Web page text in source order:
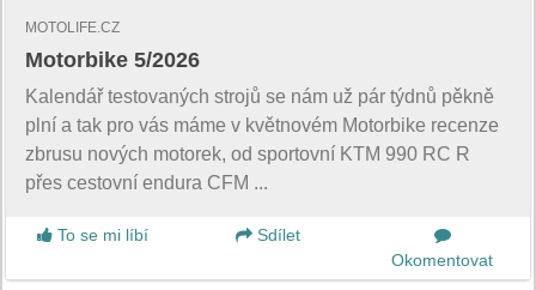
MOTOLIFE.CZ
Motorbike 5/2026
Kalendář testovaných strojů se nám už pár týdnů pěkně
plní a tak pro vás máme v květnovém Motorbike recenze
zbrusu nových motorek, od sportovní KTM 990 RC R
přes cestovní endura CFM ...
To se mi líbí
Sdílet
Okomentovat